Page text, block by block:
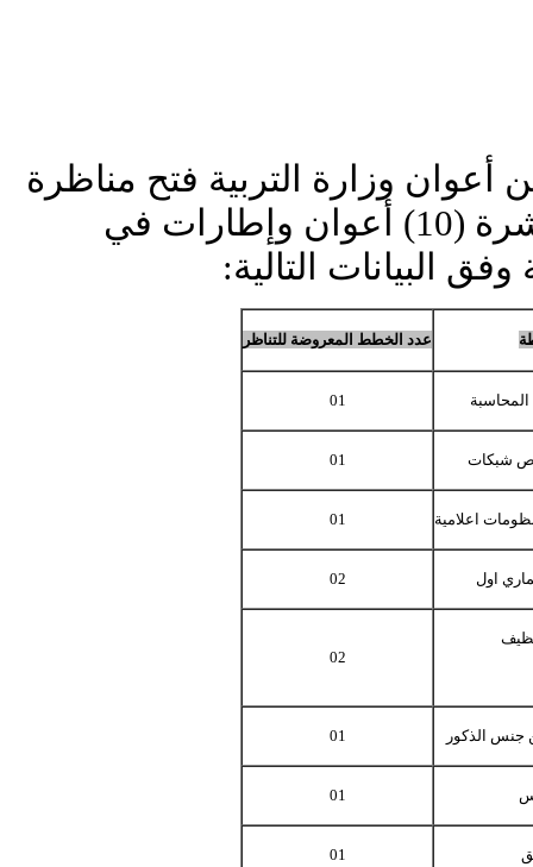
أعوان وزارة التربية فتح مناظرة
خارجية لانتداب عشرة (10) أعوان وإطارات في
البيانات التالية:
عدد الخطط المعروضة للتناظر
01
شبكات 01
اعلامية 01
اول 02
02
الذكور 01
01
01